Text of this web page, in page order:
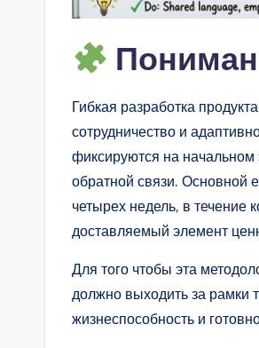
si
Гибкая разработка
сотрудничество и
фиксируются на начальном
обратной связи. Основной
четырех недель, в течение
доставляемый элемент
Для того чтобы эта
должно выходить за рамки
жизнеспособность и